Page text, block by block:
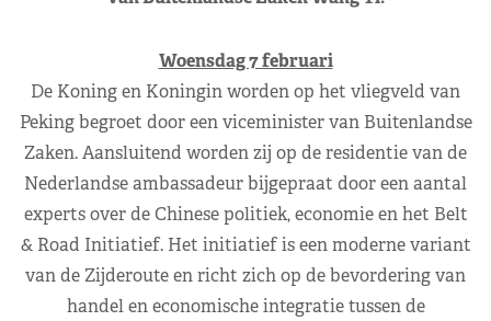
Woensdag 7 februari
De Koning en Koningin worden op het vliegveld van
Peking begroet door een viceminister van Buitenlandse
Zaken. Aansluitend worden zij op de residentie van de
Nederlandse ambassadeur bijgepraat door een aantal
experts over de Chinese politiek, economie en het Belt
& Road Initiatief. Het initiatief is een moderne variant
van de Zijderoute en richt zich op de bevordering van
handel en economische integratie tussen de